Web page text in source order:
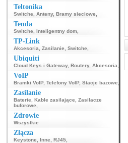
Teltonika
Switche Anteny, Bramy sieciowe
Tenda
Switche Inteligentny dom
TP-Link
Akcesoria Zasilanie Switche
Ubiquiti
Cloud Keys i Gateway, Routery, Akcesoria
VoIP
Bramki VoIP, Telefony VoIP, Stacje bazowe
Zasilanie
Baterie Kable zasilające
Zasilacze
buforowe
Zdrowie
Wszystkie
Złącza
Keystone Inne RJ45